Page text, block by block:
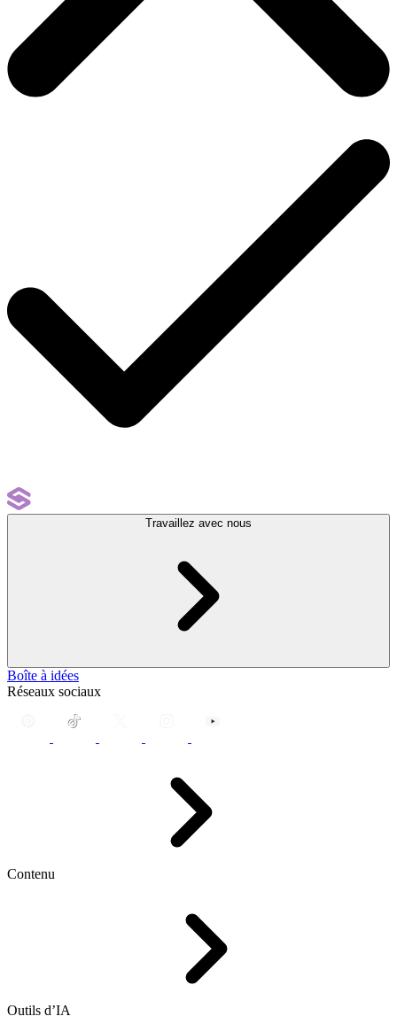
Travaillez avec nous
Boîte à idées
Réseaux sociaux
Contenu
Outils d’IA